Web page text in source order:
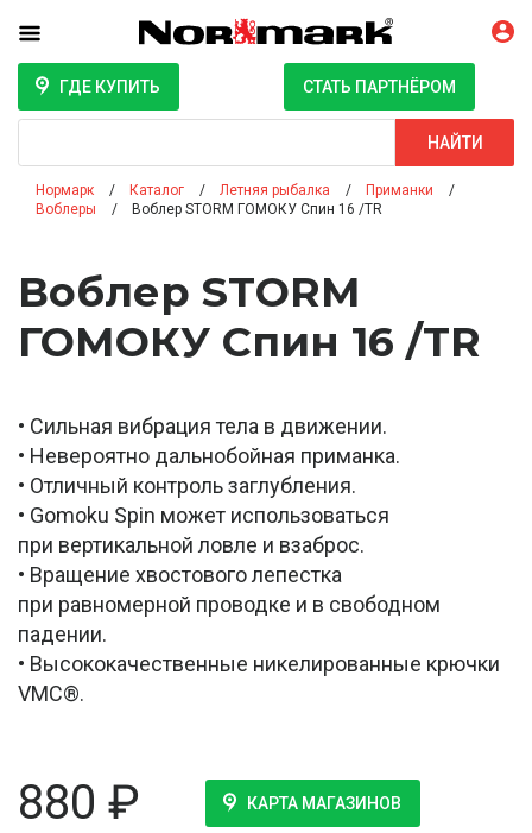
ГДЕ КУПИТЬ СТАТЬ ПАРТНЁРОМ
НАЙТИ
Нормарк Каталог Летняя рыбалка
Приманки
Воблеры
Воблер STORM ГОМОКУ Спин 16 /TR
Воблер STORM
ГОМОКУ Спин 16 /TR
• Сильная вибрация тела в движении.
• Невероятно дальнобойная приманка.
• Отличный контроль заглубления.
• Gomoku Spin может использоваться
при вертикальной ловле и взаброс.
• Вращение хвостового лепестка
при равномерной проводке и в свободном
падении.
• Высококачественные никелированные крючки
VMC®.
880 ₽ КАРТА МАГАЗИНОВ